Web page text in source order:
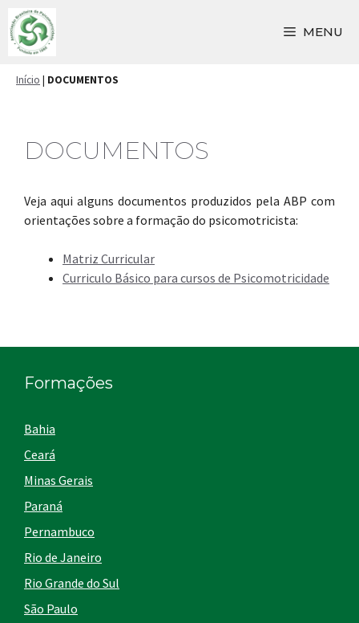
Pular
para
MENU
Início | DOCUMENTOS
DOCUMENTOS
Veja aqui alguns documentos produzidos pela ABP com
orientações sobre a formação do psicomotricista:
Matriz Curricular
Curriculo Básico para cursos de Psicomotricidade
Formações
Bahia
Ceará
Minas Gerais
Paraná
Pernambuco
Rio de Janeiro
Rio Grande do Sul
São Paulo